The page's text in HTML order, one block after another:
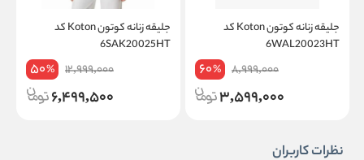
جلیقه زنانه کوتون Koton کد
6WAL20023HT
8,999,000
60%
3,599,000
جلیقه زنانه کوتون Koton کد
6SAK20025HT
12,999,000
50%
6,499,500
نظرات کاربران